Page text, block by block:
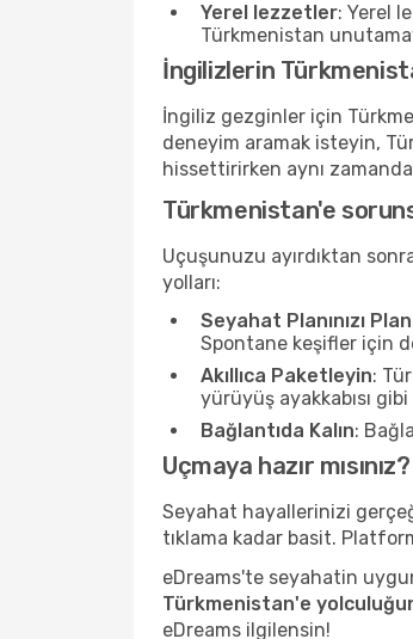
Yerel lezzetler: Yerel
Türkmenistan
İngilizlerin
İngiliz gezginler için
deneyim aramak isteyin,
hissettirirken aynı
Türkmenistan'e
Uçuşunuzu ayırdıktan
yolları:
Seyahat Planınızı
Spontane keşifler için
Akıllıca Paketleyin:
yürüyüş ayakkabısı
Bağlantıda Kalın:
Uçmaya hazır
Seyahat hayallerinizi
tıklama kadar basit.
eDreams'te seyahatin
Türkmenistan'e
eDreams ilgilensin!